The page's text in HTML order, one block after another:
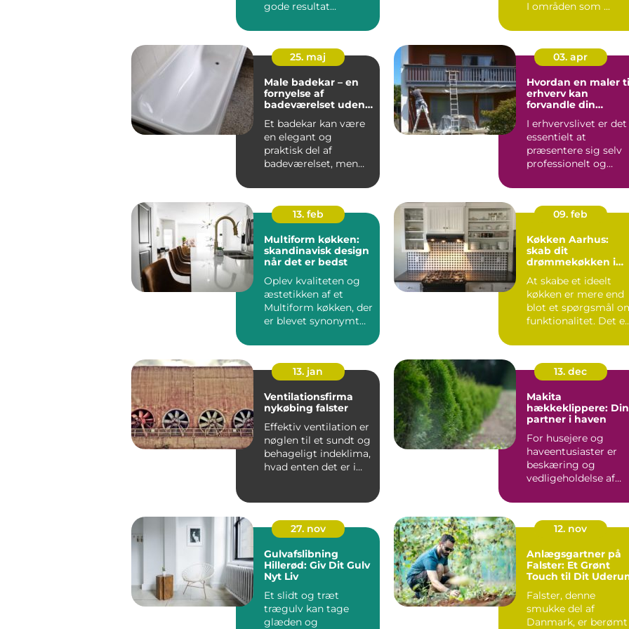
gode resultat... I områden som ...
25. maj
Male badekar – en
fornyelse af
badeværelset uden
Et badekar kan være
en elegant og
praktisk del af
badeværelset, men
det...
03. apr
Hvordan en maler
erhverv kan
forvandle din
I erhvervslivet er det
essentielt at
præsentere sig selv
professionelt og
13. feb
Multiform køkken:
skandinavisk design
når det er bedst
Oplev kvaliteten og
æstetikken af et
Multiform køkken, der
er blevet synonymt
09. feb
Køkken Aarhus:
skab dit
drømmekøkken i
At skabe et ideelt
køkken er mere end
blot et spørgsmål
funktionalitet. Det
13. jan
Ventilationsfirma
nykøbing falster
Effektiv ventilation er
nøglen til et sundt og
behageligt indeklima,
hvad enten det er i
13. dec
Makita
hækkeklippere: Din
partner i haven
For husejere og
haveentusiaster er
beskæring og
vedligeholdelse af
tilbage...
27. nov
Gulvafslibning
Hillerød: Giv Dit Gulv
Nyt Liv
Et slidt og træt
trægulv kan tage
glæden og
12. nov
Anlægsgartner på
Falster: Et Grønt
Touch til Dit
Falster, denne
smukke del af
Danmark, er berømt